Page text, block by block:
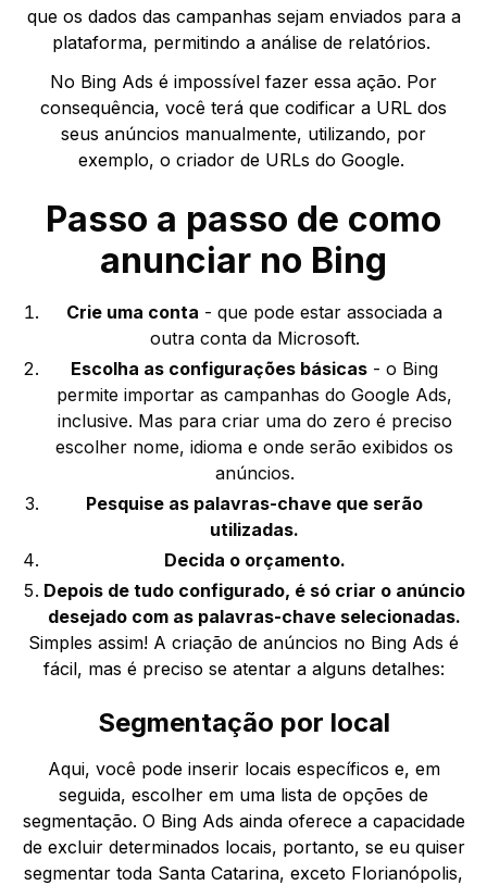
que os dados das campanhas sejam enviados para a
plataforma, permitindo a análise de relatórios.
No Bing Ads é impossível fazer essa ação. Por
consequência, você terá que codificar a URL dos
seus anúncios manualmente, utilizando, por
exemplo, o criador de URLs do Google.
Passo a passo de como
anunciar no Bing
Crie uma conta - que pode estar associada a
outra conta da Microsoft.
Escolha as configurações básicas - o Bing
permite importar as campanhas do Google Ads,
inclusive. Mas para criar uma do zero é preciso
escolher nome, idioma e onde serão exibidos os
anúncios.
Pesquise as palavras-chave que serão
utilizadas.
Decida o orçamento.
Depois de tudo configurado, é só criar o anúncio
desejado com as palavras-chave selecionadas.
Simples assim! A criação de anúncios no Bing Ads é
fácil, mas é preciso se atentar a alguns detalhes:
Segmentação por local
Aqui, você pode inserir locais específicos e, em
seguida, escolher em uma lista de opções de
segmentação. O Bing Ads ainda oferece a capacidade
de excluir determinados locais, portanto, se eu quiser
segmentar toda Santa Catarina, exceto Florianópolis,